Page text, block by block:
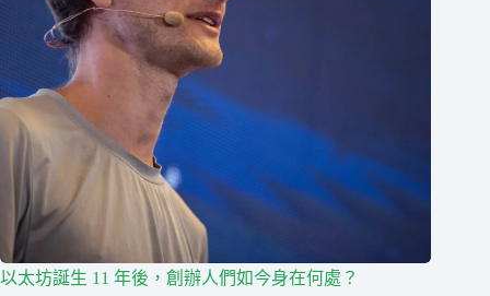
以太坊誕生 11 年後，創辦人們如今身在何處？